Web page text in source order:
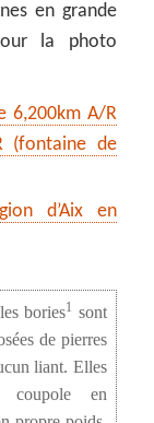
en grande
la photo
6,200km A/R
(fontaine de
d’Aix en
bories1 sont
de pierres
liant. Elles
en